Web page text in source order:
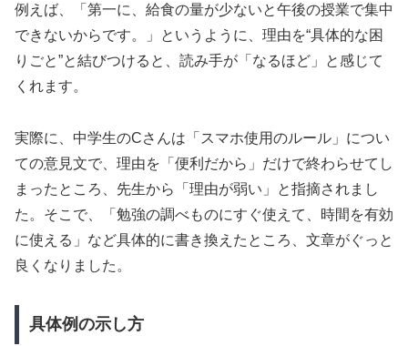
例えば、「第一に、給食の量が少ないと午後の授業で集中
できないからです。」というように、理由を“具体的な困
りごと”と結びつけると、読み手が「なるほど」と感じて
くれます。
実際に、中学生のCさんは「スマホ使用のルール」につい
ての意見文で、理由を「便利だから」だけで終わらせてし
まったところ、先生から「理由が弱い」と指摘されまし
た。そこで、「勉強の調べものにすぐ使えて、時間を有効
に使える」など具体的に書き換えたところ、文章がぐっと
良くなりました。
具体例の示し方